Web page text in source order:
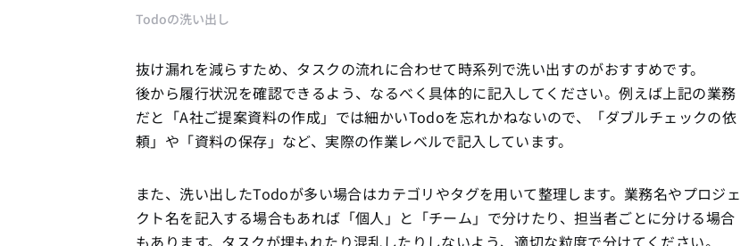
Todoの洗い出し
抜け漏れを減らすため、タスクの流れに合わせて時系列で洗い出すのがおすすめです。
後から履行状況を確認できるよう、なるべく具体的に記入してください。例えば上記の業務
だと「A社ご提案資料の作成」では細かいTodoを忘れかねないので、「ダブルチェックの依
頼」や「資料の保存」など、実際の作業レベルで記入しています。
また、洗い出したTodoが多い場合はカテゴリやタグを用いて整理します。業務名やプロジェ
クト名を記入する場合もあれば「個人」と「チーム」で分けたり、担当者ごとに分ける場合
もあります。タスクが埋もれたり混乱したりしないよう、適切な粒度で分けてください。